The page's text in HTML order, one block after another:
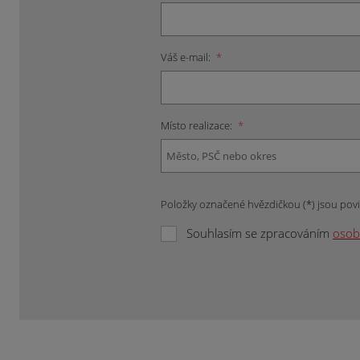
Váš e-mail: *
Místo realizace: *
Položky označené hvězdičkou (*) jsou
Souhlasím se zpracováním